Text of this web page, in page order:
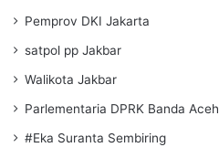
Pemprov DKI Jakarta
satpol pp Jakbar
Walikota Jakbar
Parlementaria DPRK Banda Aceh
#Eka Suranta Sembiring